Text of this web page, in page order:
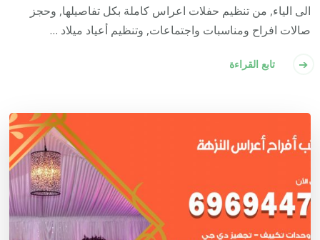
الى الياء, من تنظيم حفلات اعراس كاملة بكل تفاصيلها, وحجز
صالات افراح ومناسبات واجتماعات, وتنظيم أعياد ميلاد …
تابع القراءة